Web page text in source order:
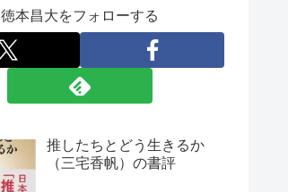
徳本昌大をフォローする
推したちとどう生きるか
（三宅香帆）の書評